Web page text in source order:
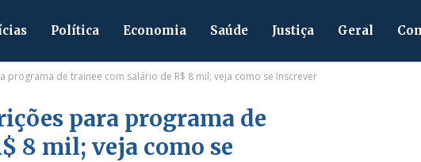
Política Economia Saúde Justiça Geral
programa de trainee com salário de R$ 8 mil; veja como se inscrever
para programa de
8 mil; veja como se